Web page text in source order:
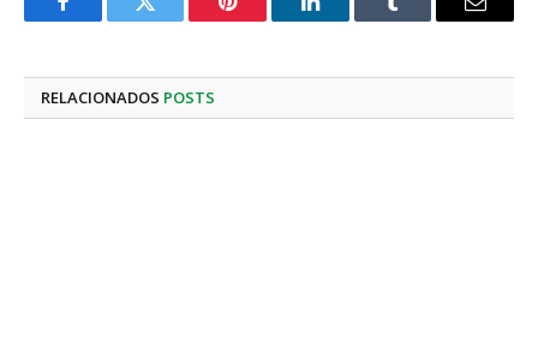
FacebookTwitter Pinterest LinkedInTumblr
E-
RELACIONADOS POSTS